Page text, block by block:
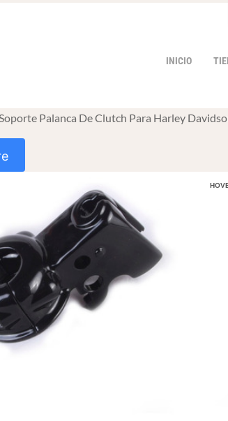
INICIO
Palanca De Clutch Para Harley